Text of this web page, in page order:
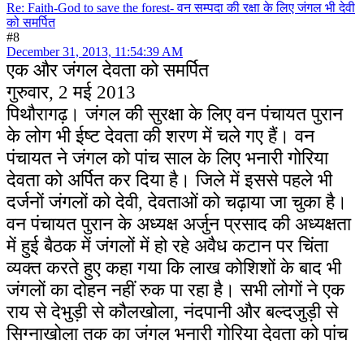
Re: Faith-God to save the forest- वन सम्पदा की रक्षा के लिए जंगल भी देवी
को समर्पित
#8
December 31, 2013, 11:54:39 AM
एक और जंगल देवता को समर्पित
गुरुवार, 2 मई 2013
पिथौरागढ़। जंगल की सुरक्षा के लिए वन पंचायत पुरान
के लोग भी ईष्ट देवता की शरण में चले गए हैं। वन
पंचायत ने जंगल को पांच साल के लिए भनारी गोरिया
देवता को अर्पित कर दिया है। जिले में इससे पहले भी
दर्जनों जंगलों को देवी, देवताओं को चढ़ाया जा चुका है।
वन पंचायत पुरान के अध्यक्ष अर्जुन प्रसाद की अध्यक्षता
में हुई बैठक में जंगलों में हो रहे अवैध कटान पर चिंता
व्यक्त करते हुए कहा गया कि लाख कोशिशों के बाद भी
जंगलों का दोहन नहीं रुक पा रहा है। सभी लोगों ने एक
राय से देभुड़ी से कौलखोला, नंदपानी और बल्दजुड़ी से
सिग्नाखोला तक का जंगल भनारी गोरिया देवता को पांच